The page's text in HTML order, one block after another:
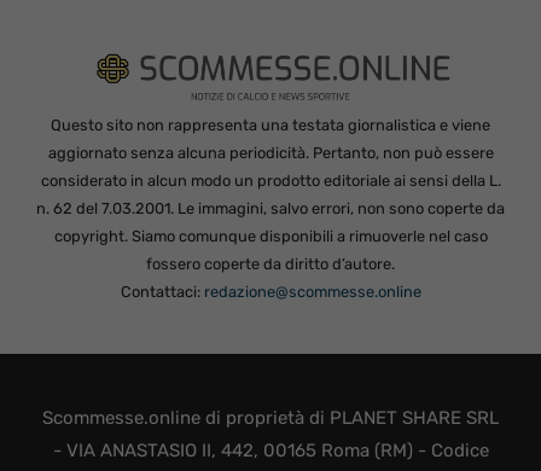
Questo sito non rappresenta una testata giornalistica e viene
aggiornato senza alcuna periodicità. Pertanto, non può essere
considerato in alcun modo un prodotto editoriale ai sensi della L.
n. 62 del 7.03.2001. Le immagini, salvo errori, non sono coperte da
copyright. Siamo comunque disponibili a rimuoverle nel caso
fossero coperte da diritto d’autore.
Contattaci: redazione@scommesse.online
Scommesse.online di proprietà di PLANET SHARE SRL
- VIA ANASTASIO II, 442, 00165 Roma (RM) - Codice